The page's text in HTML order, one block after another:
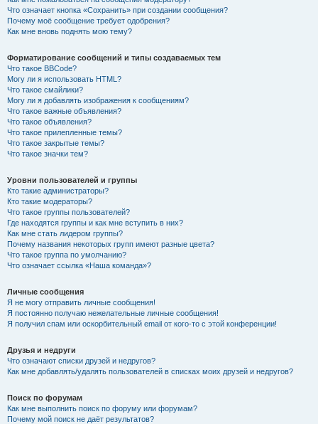
Что означает кнопка «Сохранить» при создании сообщения?
Почему моё сообщение требует одобрения?
Как мне вновь поднять мою тему?
Форматирование сообщений и типы создаваемых тем
Что такое BBCode?
Могу ли я использовать HTML?
Что такое смайлики?
Могу ли я добавлять изображения к сообщениям?
Что такое важные объявления?
Что такое объявления?
Что такое прилепленные темы?
Что такое закрытые темы?
Что такое значки тем?
Уровни пользователей и группы
Кто такие администраторы?
Кто такие модераторы?
Что такое группы пользователей?
Где находятся группы и как мне вступить в них?
Как мне стать лидером группы?
Почему названия некоторых групп имеют разные цвета?
Что такое группа по умолчанию?
Что означает ссылка «Наша команда»?
Личные сообщения
Я не могу отправить личные сообщения!
Я постоянно получаю нежелательные личные сообщения!
Я получил спам или оскорбительный email от кого-то с этой конференции!
Друзья и недруги
Что означают списки друзей и недругов?
Как мне добавлять/удалять пользователей в списках моих друзей и недругов?
Поиск по форумам
Как мне выполнить поиск по форуму или форумам?
Почему мой поиск не даёт результатов?